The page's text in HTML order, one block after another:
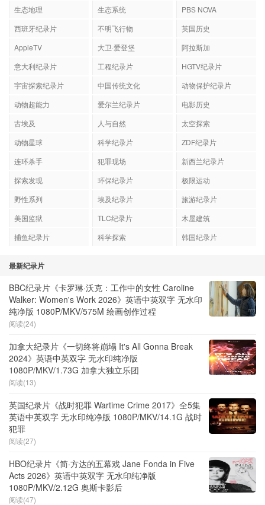
生态地理
生态系统
PBS NOVA
西班牙纪录片
不明飞行物
英国历史
AppleTV
大卫·爱登堡
阿拉斯加
意大利纪录片
工程纪录片
HGTV纪录片
宇宙探索纪录片
中国传统文化
动物保护纪录片
动物超能力
爱尔兰纪录片
电影历史
古埃及
人与自然
太空探索
动物星球
科学纪录片
ZDF纪录片
连环杀手
犯罪现场
新西兰纪录片
探索发现
环保纪录片
极限运动
野性系列
埃及纪录片
旅游纪录片
美国监狱
TLC纪录片
木屋建筑
捕鱼纪录片
科学探索 韩国纪录片
最新纪录片
BBC纪录片《卡罗琳·沃克：工作中的女性 Caroline
Walker: Women's Work 2026》英语中英双字 无水印
纯净版 1080P/MKV/575M 绘画创作过程
阅读(24)
加拿大纪录片《一切终将崩塌 It's All Gonna Break
2024》英语中英双字 无水印纯净版
1080P/MKV/1.73G 加拿大独立乐团
阅读(13)
英国纪录片《战时犯罪 Wartime Crime 2017》全5集
英语中英双字 无水印纯净版 1080P/MKV/14.1G 战时
犯罪
阅读(27)
HBO纪录片《简·方达的五幕戏 Jane Fonda in Five
Acts 2026》英语中英双字 无水印纯净版
1080P/MKV/2.12G 奥斯卡影后
阅读(47)